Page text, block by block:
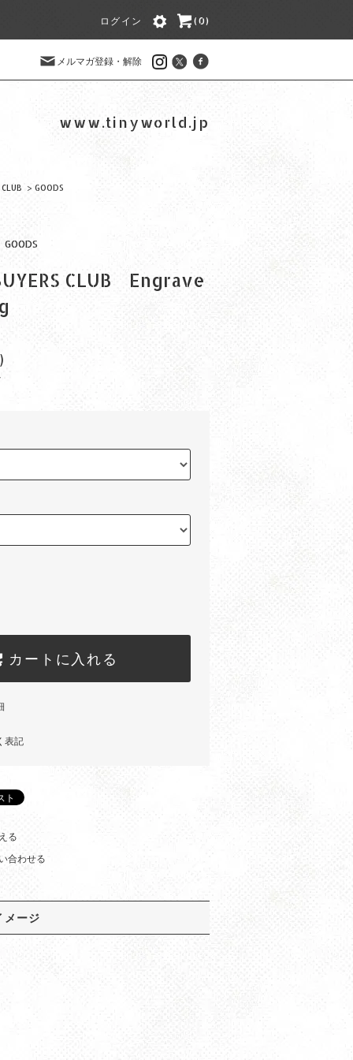
ログイン (0)
メルマガ登録・解除
www.tinyworld.jp
> GOODS
GOODS
CLUB Engrave
カートに入れる
表記
る
合わせる
メージ